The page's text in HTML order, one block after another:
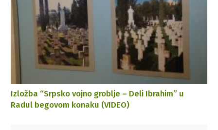
Izložba “Srpsko vojno groblje – Deli Ibrahim” u
Radul begovom konaku (VIDEO)